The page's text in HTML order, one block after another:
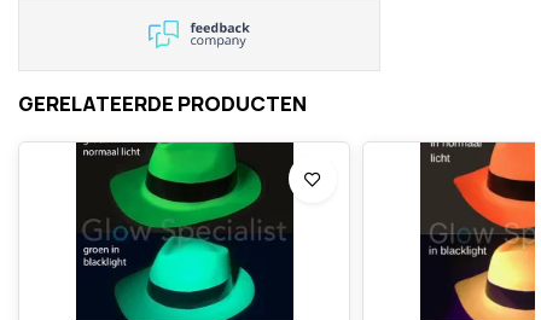
open gemaakt, getest en
mij gemaild hoe het nu
precies zit en daardoor was
mijn vraag correct
Beschrijving op de website
werd gelijk aangepast!
Artikel besteld en reeds in
gebruik.
GERELATEERDE PRODUCTEN